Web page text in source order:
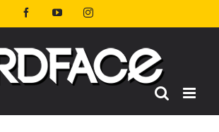
FacebookYouTubeInstagram